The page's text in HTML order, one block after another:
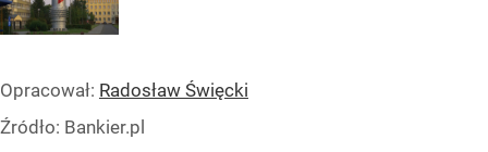
Opracował: Radosław Święcki
Źródło: Bankier.pl